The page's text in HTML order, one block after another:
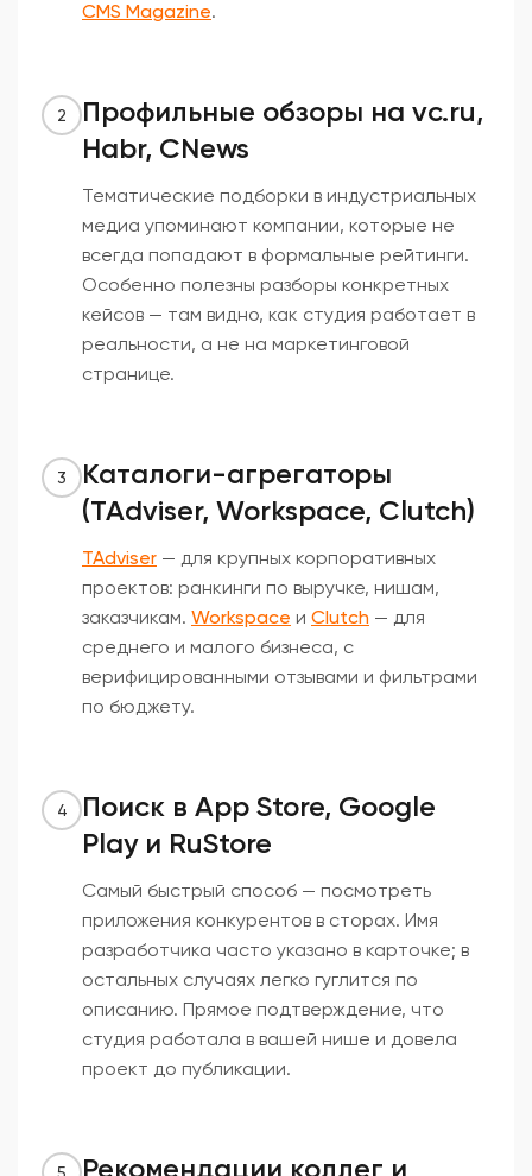
CMS Magazine.
2
Профильные обзоры на vc.ru,
Habr, CNews
Тематические подборки в индустриальных
медиа упоминают компании, которые не
всегда попадают в формальные рейтинги.
Особенно полезны разборы конкретных
кейсов — там видно, как студия работает в
реальности, а не на маркетинговой
странице.
3
Каталоги-агрегаторы
(TAdviser, Workspace, Clutch)
TAdviser — для крупных корпоративных
проектов: ранкинги по выручке, нишам,
заказчикам. Workspace и Clutch — для
среднего и малого бизнеса, с
верифицированными отзывами и фильтрами
по бюджету.
4
Поиск в App Store, Google
Play и RuStore
Самый быстрый способ — посмотреть
приложения конкурентов в сторах. Имя
разработчика часто указано в карточке; в
остальных случаях легко гуглится по
описанию. Прямое подтверждение, что
студия работала в вашей нише и довела
проект до публикации.
5 Рекомендации коллег и